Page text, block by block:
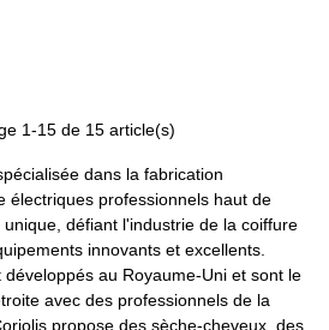
1-15 de 15 article(s)
dans la fabrication
électriques professionnels haut de
défiant l'industrie de la coiffure
innovants et excellents.
au Royaume-Uni et sont le
avec des professionnels de la
propose des sèche-cheveux, des